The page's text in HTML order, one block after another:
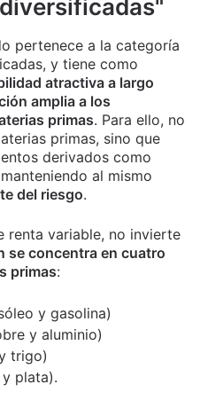
pertenece a la categoría
y tiene como
atractiva a largo
amplia a los
primas. Para ello, no
primas, sino que
derivados como
al mismo
del riesgo.
renta variable, no invierte
se concentra en cuatro
primas:
y gasolina)
y aluminio)
trigo)
plata).